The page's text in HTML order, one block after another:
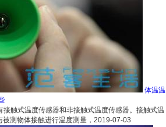
体温温
接触式温度传感器和非接触式温度传感器。接触式温
测物体接触进行温度测量， 2019-07-03